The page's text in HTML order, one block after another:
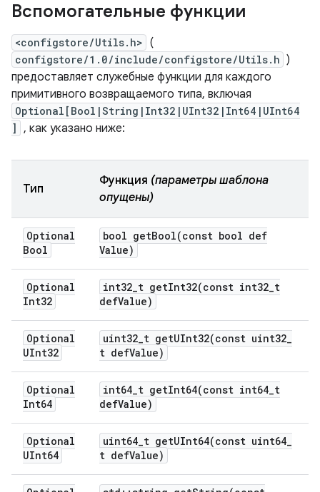
Вспомогательные функции
<configstore/Utils.h> (
configstore/1.0/include/configstore/Utils.h )
предоставляет служебные функции для каждого
примитивного возвращаемого типа, включая
Optional[Bool|String|Int32|UInt32|Int64|UInt64
] , как указано ниже:
Тип
Функция (параметры шаблона
опущены)
Optional
Bool
bool getBool(const bool def
Value)
Optional
Int32
int32_t getInt32(const int32_t
defValue)
Optional
UInt32
uint32_t getUInt32(const uint32_
t defValue)
Optional
Int64
int64_t getInt64(const int64_t
defValue)
Optional
UInt64
uint64_t getUInt64(const uint64_
t defValue)